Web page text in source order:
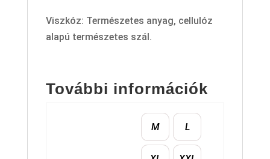
Viszkóz: Természetes anyag, cellulóz
alapú természetes szál.
További információk
M L